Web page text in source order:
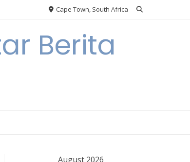
Cape Town, South Africa
Berita
August 2026